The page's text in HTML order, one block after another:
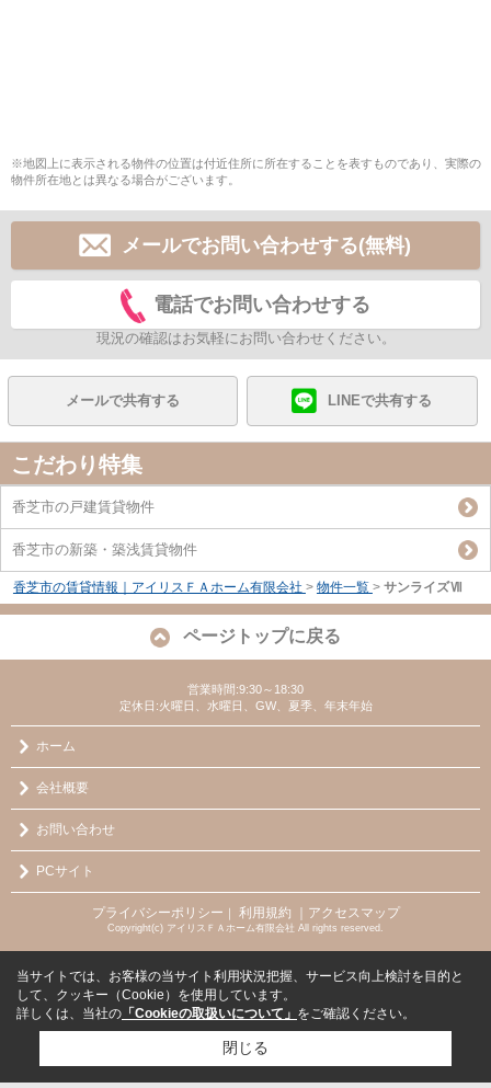
※地図上に表示される物件の位置は付近住所に所在することを表すものであり、実際の
物件所在地とは異なる場合がございます。
メールでお問い合わせする(無料)
電話でお問い合わせする
現況の確認はお気軽にお問い合わせください。
メールで共有する LINEで共有する
こだわり特集
香芝市の戸建賃貸物件
香芝市の新築・築浅賃貸物件
香芝市の賃貸情報｜アイリスＦＡホーム有限会社 > 物件一覧 > サンライズⅦ
ページトップに戻る
営業時間:9:30～18:30
定休日:火曜日、水曜日、GW、夏季、年末年始
ホーム
会社概要
お問い合わせ
PCサイト
プライバシーポリシー 利用規約 ｜アクセスマップ
Copyright(c) アイリスＦＡホーム有限会社 All rights reserved.
当サイトでは、お客様の当サイト利用状況把握、サービス向上検討を目的と
して、クッキー（Cookie）を使用しています。
詳しくは、当社の 「Cookieの取扱いについて」 をご確認ください。
閉じる